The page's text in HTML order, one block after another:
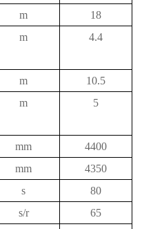
m
18
m 4.4
m
10.5
m 5
mm
4400
mm
4350
s
80
s/r
65